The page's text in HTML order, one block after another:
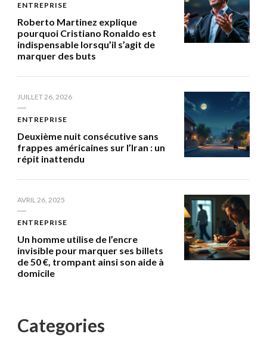
ENTREPRISE
Roberto Martinez explique
pourquoi Cristiano Ronaldo est
indispensable lorsqu’il s’agit de
marquer des buts
JUILLET 26, 2026
ENTREPRISE
Deuxième nuit consécutive sans
frappes américaines sur l’Iran : un
répit inattendu
AVRIL 26, 2025
ENTREPRISE
Un homme utilise de l’encre
invisible pour marquer ses billets
de 50 €, trompant ainsi son aide à
domicile
Categories